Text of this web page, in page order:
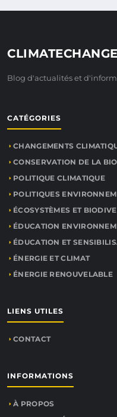
Blog d'actualités et
CATÉGORIES
CHANGEMENTS
CONSERVATION DE LA
POLITIQUE CLIMATIQUE
POLITIQUES
ÉCOSYSTÈMES ET
ÉDUCATION
ÉDUCATION ET
ÉNERGIE ET CLIMAT
ÉNERGIE RENOUVELABLE
LIENS UTILES
CONTACT
INFORMATIONS
À PROPOS